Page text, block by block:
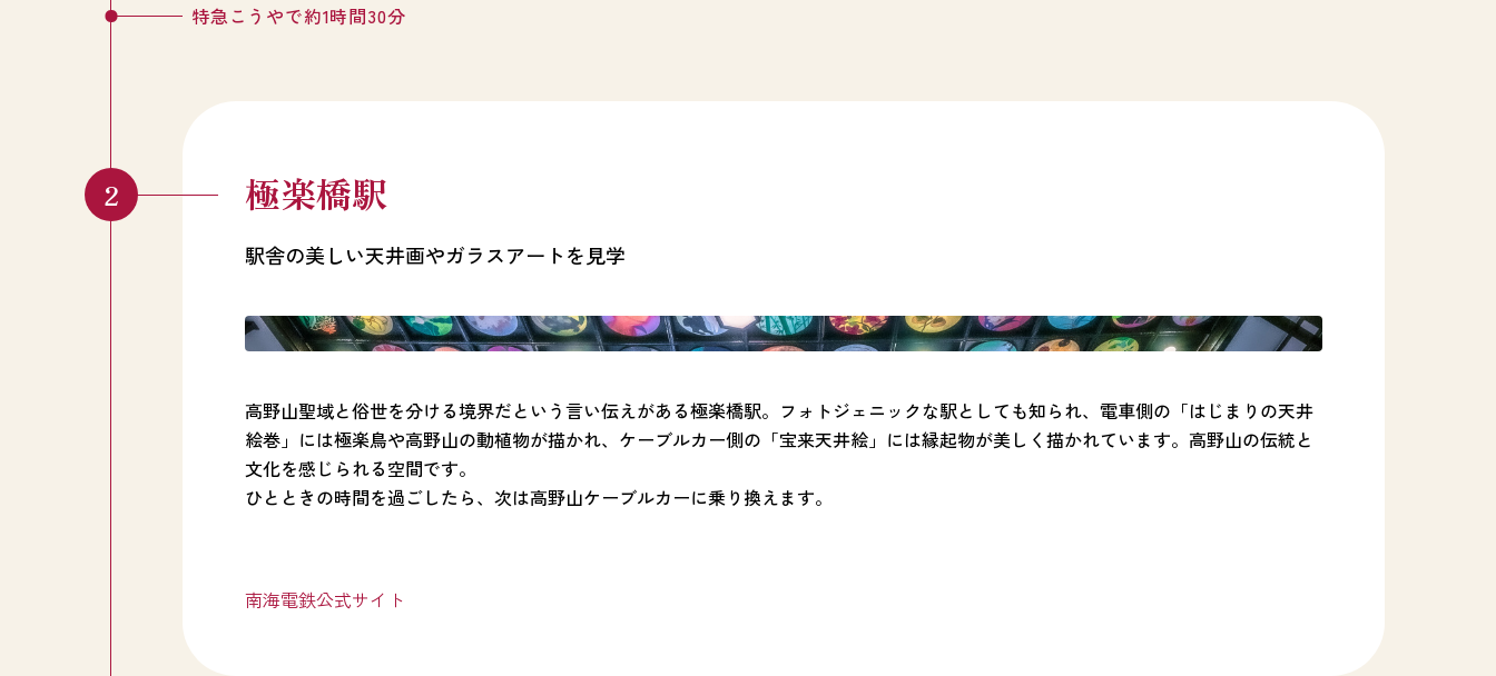
特急こうやで約1時間30分
極楽橋駅
駅舎の美しい天井画やガラスアートを見学
高野山聖域と俗世を分ける境界だという言い伝えがある極楽橋駅。フォトジェニックな駅としても知られ、電車側の「はじまりの天井
絵巻」には極楽鳥や高野山の動植物が描かれ、ケーブルカー側の「宝来天井絵」には縁起物が美しく描かれています。高野山の伝統と
文化を感じられる空間です。
ひとときの時間を過ごしたら、次は高野山ケーブルカーに乗り換えます。
南海電鉄公式サイト